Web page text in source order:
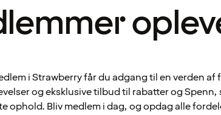
i Strawberry får du adgang til en verden af
og eksklusive tilbud til rabatter og Spenn,
ophold. Bliv medlem i dag, og opdag alle